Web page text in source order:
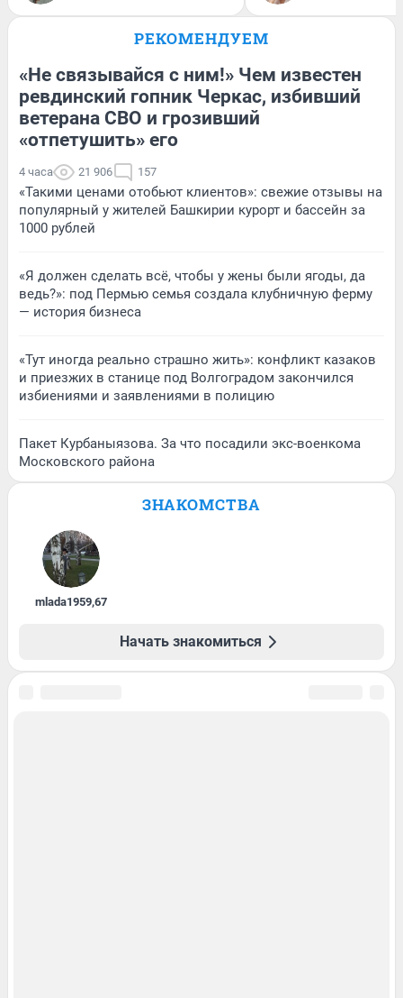
РЕКОМЕНДУЕМ
«Не связывайся с ним!» Чем известен
ревдинский гопник Черкас, избивший
ветерана СВО и грозивший
«отпетушить» его
4 часа 21 906 157
«Такими ценами отобьют клиентов»: свежие отзывы на
популярный у жителей Башкирии курорт и бассейн за
1000 рублей
«Я должен сделать всё, чтобы у жены были ягоды, да
ведь?»: под Пермью семья создала клубничную ферму
— история бизнеса
«Тут иногда реально страшно жить»: конфликт казаков
и приезжих в станице под Волгоградом закончился
избиениями и заявлениями в полицию
Пакет Курбаныязова. За что посадили экс-военкома
Московского района
ЗНАКОМСТВА
mlada1959,67
Начать знакомиться